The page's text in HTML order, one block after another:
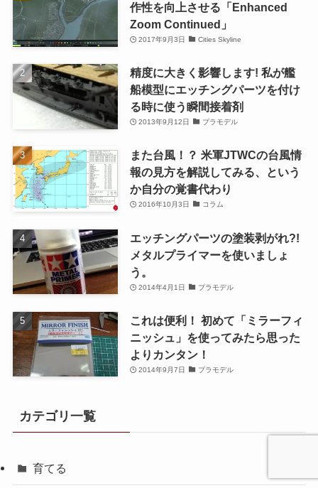
作性を向上させる「Enhanced
Zoom Continued」
2017年9月3日 Cities Skyline
精度に大きく影響します! 私が艦
船模型にエッチングパーツを付け
る時に使う瞬間接着剤
2013年9月12日 プラモデル
また台風！？ 米軍JTWCの台風情
報の見方を解説してみる、という
か自分の覚書代わり
2016年10月3日 コラム
エッチングパーツの塗装剥がれ?!
メタルプライマーを使いましょ
う。
2014年4月1日 プラモデル
これは便利！ 初めて「ミラーフィ
ニッシュ」を使ってみたら思った
よりカンタン！
2014年9月7日 プラモデル
カテゴリ一覧
育てる